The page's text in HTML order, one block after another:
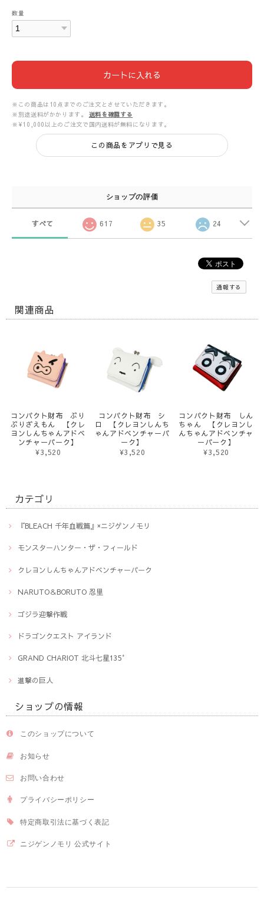
数量
カートに入れる
※この商品は10点までのご注文とさせていただきます。
※別途送料がかかります。
送料を確認する
※¥10,000以上のご注文で国内送料が無料になります。
この商品をアプリで見る
ショップの評価
すべて 617 35 24
通報する
関連商品
コンパクト財布 ぶり
ぶりざえもん 【クレ
ヨンしんちゃんアドベ
ンチャーパーク】
¥3,520
コンパクト財布 シ
ロ 【クレヨンしんち
ゃんアドベンチャーパ
ーク】
¥3,520
コンパクト財布 しん
ちゃん 【クレヨンし
んちゃんアドベンチャ
ーパーク】
¥3,520
カテゴリ
『BLEACH 千年血戦篇』×ニジゲンノモリ
モンスターハンター・ザ・フィールド
クレヨンしんちゃんアドベンチャーパーク
NARUTO＆BORUTO 忍里
ゴジラ迎撃作戦
ドラゴンクエスト アイランド
GRAND CHARIOT 北斗七星135°
進撃の巨人
ショップの情報
このショップについて
お知らせ
お問い合わせ
プライバシーポリシー
特定商取引法に基づく表記
ニジゲンノモリ 公式サイト